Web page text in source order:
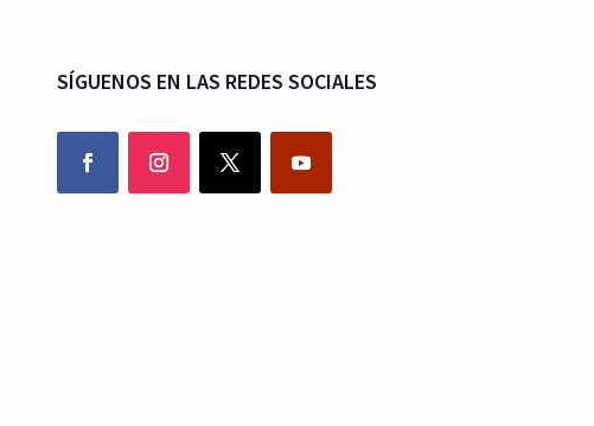
SÍGUENOS EN LAS REDES SOCIALES